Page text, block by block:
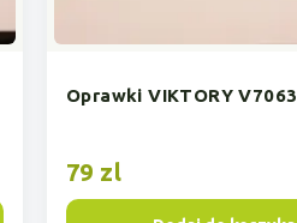
Oprawki VIKTORY V7063
79 zl